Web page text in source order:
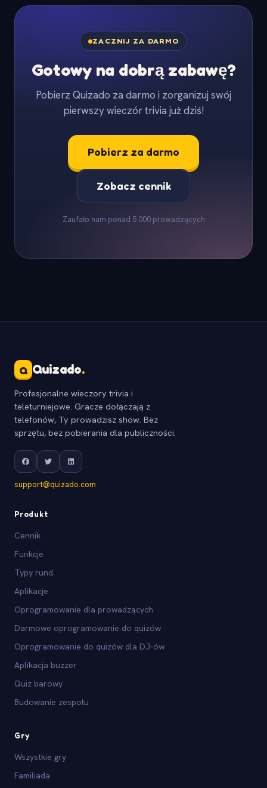
ZACZNIJ ZA DARMO
Gotowy na dobrą zabawę?
Pobierz Quizado za darmo i zorganizuj swój
pierwszy wieczór trivia już dziś!
Pobierz za darmo
Zobacz cennik
Zaufało nam ponad 5 000 prowadzących
Q Quizado.
Profesjonalne wieczory trivia i
teleturniejowe. Gracze dołączają z
telefonów, Ty prowadzisz show. Bez
sprzętu, bez pobierania dla publiczności.
support@quizado.com
Produkt
Cennik
Funkcje
Typy rund
Aplikacje
Oprogramowanie dla prowadzących
Darmowe oprogramowanie do quizów
Oprogramowanie do quizów dla DJ-ów
Aplikacja buzzer
Quiz barowy
Budowanie zespołu
Gry
Wszystkie gry
Familiada